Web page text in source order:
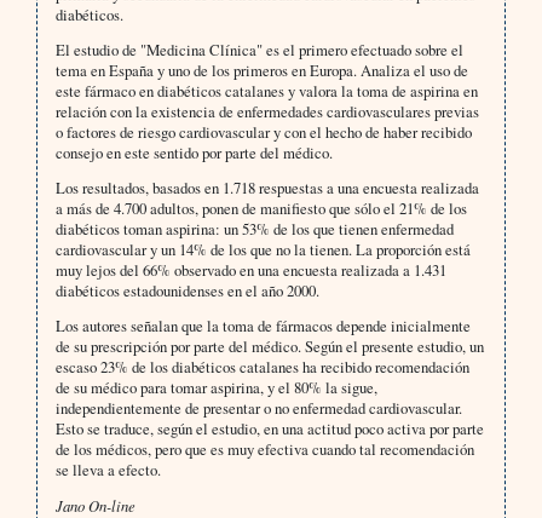
diabéticos.
El estudio de "Medicina Clínica" es el primero efectuado sobre el
tema en España y uno de los primeros en Europa. Analiza el uso de
este fármaco en diabéticos catalanes y valora la toma de aspirina en
relación con la existencia de enfermedades cardiovasculares previas
o factores de riesgo cardiovascular y con el hecho de haber recibido
consejo en este sentido por parte del médico.
Los resultados, basados en 1.718 respuestas a una encuesta realizada
a más de 4.700 adultos, ponen de manifiesto que sólo el 21% de los
diabéticos toman aspirina: un 53% de los que tienen enfermedad
cardiovascular y un 14% de los que no la tienen. La proporción está
muy lejos del 66% observado en una encuesta realizada a 1.431
diabéticos estadounidenses en el año 2000.
Los autores señalan que la toma de fármacos depende inicialmente
de su prescripción por parte del médico. Según el presente estudio, un
escaso 23% de los diabéticos catalanes ha recibido recomendación
de su médico para tomar aspirina, y el 80% la sigue,
independientemente de presentar o no enfermedad cardiovascular.
Esto se traduce, según el estudio, en una actitud poco activa por parte
de los médicos, pero que es muy efectiva cuando tal recomendación
se lleva a efecto.
Jano On-line